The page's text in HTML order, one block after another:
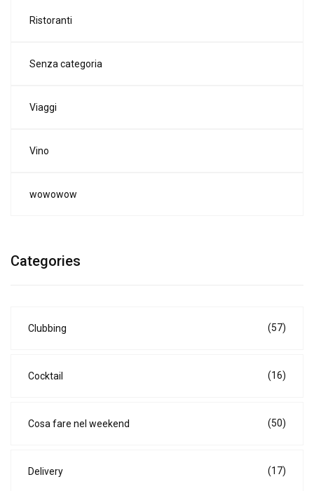
Ristoranti
Senza categoria
Viaggi
Vino
wowowow
Categories
Clubbing (57)
Cocktail (16)
Cosa fare nel weekend (50)
Delivery (17)